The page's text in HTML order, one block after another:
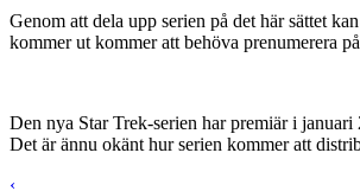
Genom att dela upp serien på det här sättet
kommer ut kommer att behöva prenumerera
Den nya Star Trek-serien har premiär i
Det är ännu okänt hur serien kommer att
‹